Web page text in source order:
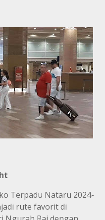
Terpadu Nataru 2024-
rute favorit di